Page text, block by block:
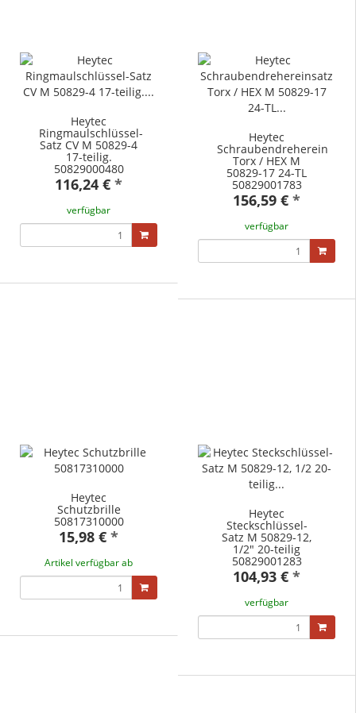
Heytec
Ringmaulschlüssel-
Satz CV M 50829-4
17-teilig.
50829000480
116,24 € *
verfügbar
Heytec
Schraubendrehereinsatz
Torx / HEX M
50829-17 24-TL
50829001783
156,59 € *
verfügbar
Heytec
Schutzbrille
50817310000
15,98 € *
Artikel verfügbar ab
Heytec
Steckschlüssel-
Satz M 50829-12,
1/2" 20-teilig
50829001283
104,93 € *
verfügbar